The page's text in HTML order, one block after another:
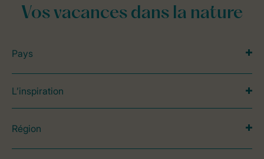
Vos vacances dans la nature
Pays
L’inspiration
Région